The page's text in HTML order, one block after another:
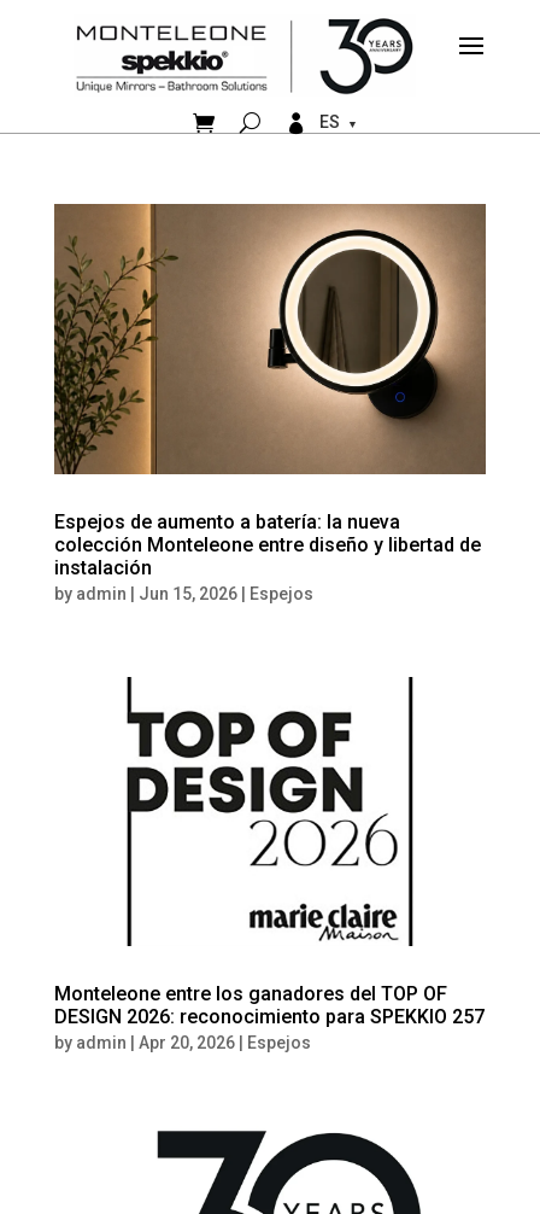
  ES
Espejos de aumento a batería: la nueva
colección Monteleone entre diseño y libertad de
instalación
by admin | Jun 15, 2026| Espejos
Monteleone entre los ganadores del TOP OF
DESIGN 2026: reconocimiento para SPEKKIO 257
by admin Apr 20, 2026| Espejos